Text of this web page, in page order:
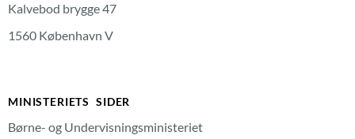
Kalvebod brygge 47
1560 København V
MINISTERIETS SIDER
Børne- og Undervisningsministeriet